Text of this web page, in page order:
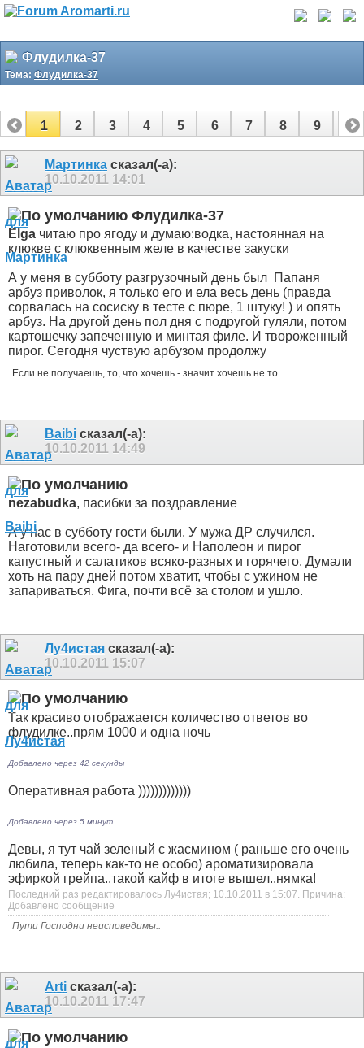
Флудилка-37
Тема: Флудилка-37
1 2 3 4 5 6 7 8 9 10
11Мартинка сказал(-а):
10.10.2011 14:01
Флудилка-37
Elga читаю про ягоду и думаю:водка, настоянная на
клюкве с клюквенным желе в качестве закуски
А у меня в субботу разгрузочный день был Папаня
арбуз приволок, я только его и ела весь день (правда
сорвалась на сосиску в тесте с пюре, 1 штуку! ) и опять
арбуз. На другой день пол дня с подругой гуляли, потом
картошечку запеченную и минтая филе. И твороженный
пирог. Сегодня чуствую арбузом продолжу
Если не получаешь, то, что хочешь - значит хочешь не то
Baibi сказал(-а):
10.10.2011 14:49
nezabudka, пасибки за поздравление
А у нас в субботу гости были. У мужа ДР случился.
Наготовили всего- да всего- и Наполеон и пирог
капустный и салатиков всяко-разных и горячего. Думали
хоть на пару дней потом хватит, чтобы с ужином не
запариваться. Фига, почти всё за столом и ушло.
Лу4истая сказал(-а):
10.10.2011 15:07
Так красиво отображается количество ответов во
флудилке..прям 1000 и одна ночь
Добавлено через 42 секунды
Оперативная работа )))))))))))))
Добавлено через 5 минут
Девы, я тут чай зеленый с жасмином ( раньше его очень
любила, теперь как-то не особо) ароматизировала
эфиркой грейпа..такой кайф в итоге вышел..нямка!
Последний раз редактировалось Лу4истая; 10.10.2011 в 15:07. Причина:
Добавлено сообщение
Пути Господни неисповедимы..
Arti сказал(-а):
10.10.2011 17:47